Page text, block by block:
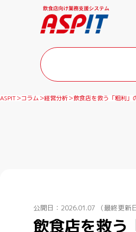
ASPIT コラム 経営分析 飲食店を救う「粗利」
公開日：2026.01.07 （最終更新
飲食店を救う